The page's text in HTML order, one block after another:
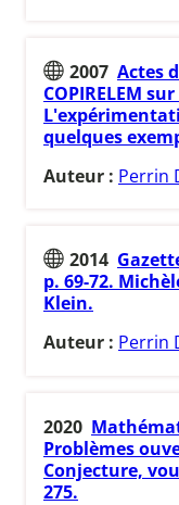
2007 Actes
COPIRELEM
quelques
Auteur : Perrin
2014
p. 69-72.
Klein.
Auteur : Perrin
2020
Problèmes
Conjecture,
275.